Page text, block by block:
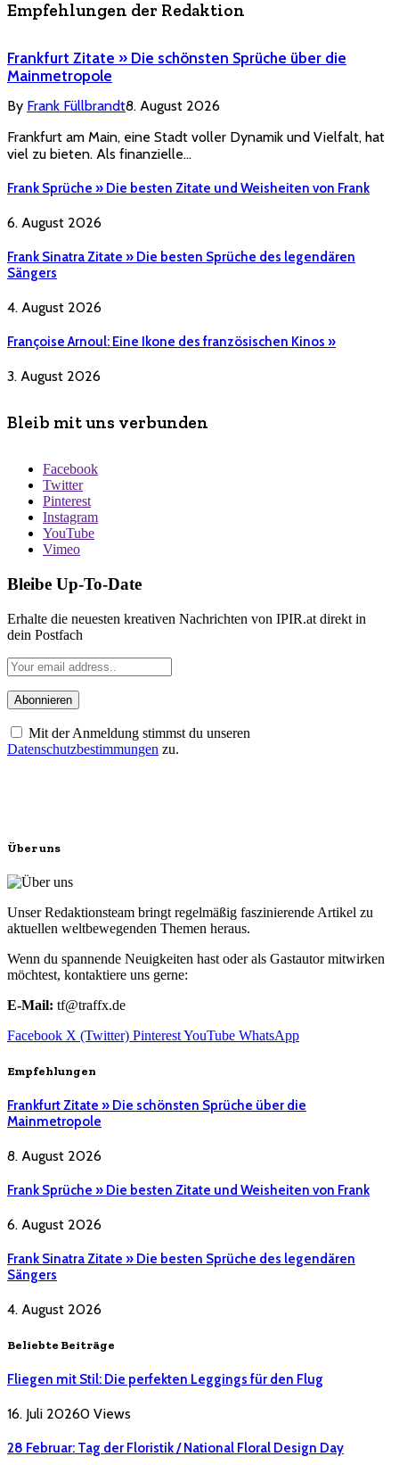
Empfehlungen der Redaktion
Frankfurt Zitate » Die schönsten Sprüche über die
Mainmetropole
By Frank Füllbrandt8. August 2026
Frankfurt am Main, eine Stadt voller Dynamik und Vielfalt, hat
viel zu bieten. Als finanzielle…
Frank Sprüche » Die besten Zitate und Weisheiten von Frank
6. August 2026
Frank Sinatra Zitate » Die besten Sprüche des legendären
Sängers
4. August 2026
Françoise Arnoul: Eine Ikone des französischen Kinos »
3. August 2026
Bleib mit uns verbunden
Facebook
Twitter
Pinterest
Instagram
YouTube
Vimeo
Bleibe Up-To-Date
Erhalte die neuesten kreativen Nachrichten von IPIR.at direkt in
dein Postfach
Mit der Anmeldung stimmst du unseren
Datenschutzbestimmungen zu.
Über uns
Unser Redaktionsteam bringt regelmäßig faszinierende Artikel zu
aktuellen weltbewegenden Themen heraus.
Wenn du spannende Neuigkeiten hast oder als Gastautor mitwirken
möchtest, kontaktiere uns gerne:
E-Mail: tf@traffx.de
Facebook X (Twitter) PinterestYouTube WhatsApp
Empfehlungen
Frankfurt Zitate » Die schönsten Sprüche über die
Mainmetropole
8. August 2026
Frank Sprüche » Die besten Zitate und Weisheiten von Frank
6. August 2026
Frank Sinatra Zitate » Die besten Sprüche des legendären
Sängers
4. August 2026
Beliebte Beiträge
Fliegen mit Stil: Die perfekten Leggings für den Flug
16. Juli 20260 Views
28 Februar: Tag der Floristik / National Floral Design Day